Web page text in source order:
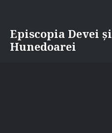
content
Episcopia Devei și
Hunedoarei